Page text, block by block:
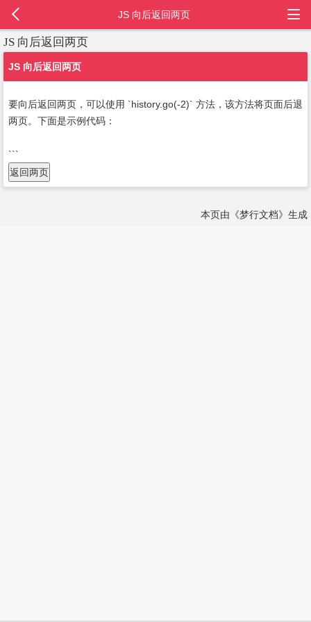
JS 向后返回两页
JS 向后返回两页
要向后返回两页，可以使用 `history.go(-2)` 方法，该方法将页面后退
两页。下面是示例代码：
```
返回两页
本页由《梦行文档》生成
JS 向后返回两页